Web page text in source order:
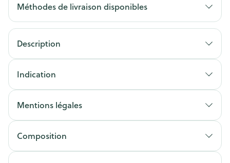
Méthodes de livraison disponibles
Description
Indication
Mentions légales
Composition